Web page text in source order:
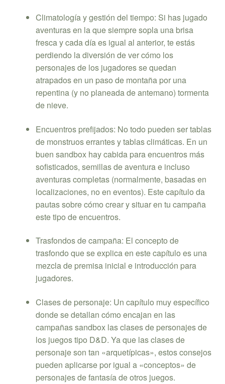
Climatología y gestión del tiempo: Si has jugado
aventuras en la que siempre sopla una brisa
fresca y cada día es igual al anterior, te estás
perdiendo la diversión de ver cómo los
personajes de los jugadores se quedan
atrapados en un paso de montaña por una
repentina (y no planeada de antemano) tormenta
de nieve.
Encuentros prefijados: No todo pueden ser tablas
de monstruos errantes y tablas climáticas. En un
buen sandbox hay cabida para encuentros más
sofisticados, semillas de aventura e incluso
aventuras completas (normalmente, basadas en
localizaciones, no en eventos). Este capítulo da
pautas sobre cómo crear y situar en tu campaña
este tipo de encuentros.
Trasfondos de campaña: El concepto de
trasfondo que se explica en este capítulo es una
mezcla de premisa inicial e introducción para
jugadores.
Clases de personaje: Un capítulo muy específico
donde se detallan cómo encajan en las
campañas sandbox las clases de personajes de
los juegos tipo D&D. Ya que las clases de
personaje son tan «arquetípicas», estos consejos
pueden aplicarse por igual a «conceptos» de
personajes de fantasía de otros juegos.